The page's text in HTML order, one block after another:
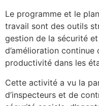
Le programme et le
travail sont des outils
gestion de la sécurité
d’amélioration
productivité dans les
Cette activité a vu la
d’inspecteurs et de